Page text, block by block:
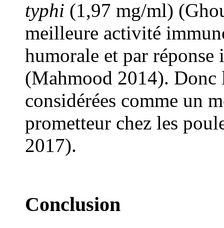
typhi (1,97 mg/ml)
meilleure activité
humorale et par
(Mahmood 2014). Donc
considérées comme un
prometteur chez les
2017).
Conclusion